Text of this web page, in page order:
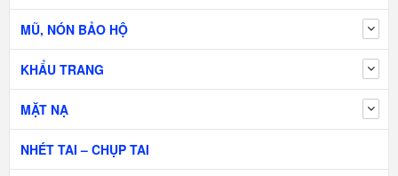
MŨ, NÓN BẢO HỘ
KHẨU TRANG
MẶT NẠ
NHÉT TAI – CHỤP TAI